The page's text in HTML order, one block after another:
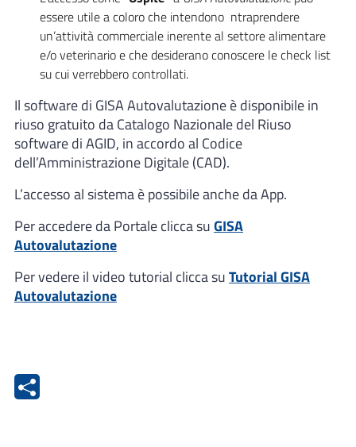
essere utile a coloro che intendono ntraprendere
un’attività commerciale inerente al settore alimentare
e/o veterinario e che desiderano conoscere le check list
su cui verrebbero controllati.
Il software di GISA Autovalutazione è disponibile in
riuso gratuito da Catalogo Nazionale del Riuso
software di AGID, in accordo al Codice
dell’Amministrazione Digitale (CAD).
L’accesso al sistema è possibile anche da App.
Per accedere da Portale clicca suGISA
Autovalutazione
Per vedere il video tutorial clicca suTutorial GISA
Autovalutazione